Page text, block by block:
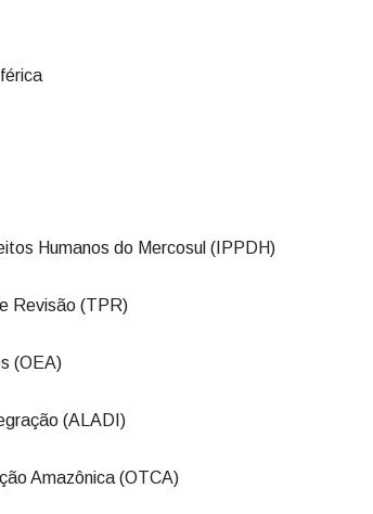
Humanos do Mercosul (IPPDH)
Revisão (TPR)
(OEA)
(ALADI)
Amazônica (OTCA)